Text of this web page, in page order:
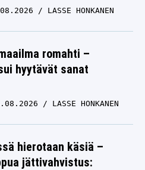
LASSE HONKANEN
romahti –
hyytävät sanat
LASSE HONKANEN
hierotaan käsiä –
jättivahvistus: